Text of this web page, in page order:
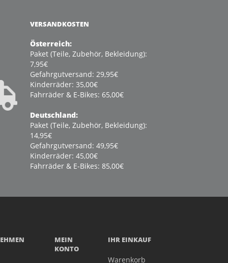
VERSANDKOSTEN
Österreich:
Paket (Teile, Zubehör, Bekleidung):
7,95€
Gefahrgutversand: 29,95€
Kinderräder: 35,00€
Fahrräder & E-Bikes: 65,00€
Deutschland:
Paket (Teile, Zubehör, Bekleidung):
14,95€
Gefahrgutversand: 49,95€
Kinderräder: 45,00€
Fahrräder & E-Bikes: 85,00€
MEIN
KONTO
IHR EINKAUF
Warenkorb